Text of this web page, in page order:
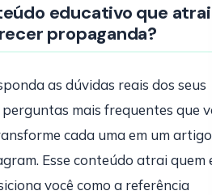
educativo que atrai
propaganda?
as dúvidas reais dos seus
mais frequentes que
cada uma em um
Esse conteúdo atrai quem
você como a referência